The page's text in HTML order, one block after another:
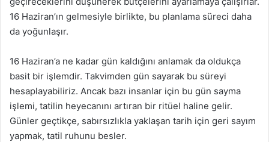
16 Haziran’ın gelmesiyle birlikte, bu planlama süreci daha
da yoğunlaşır.
16 Haziran’a ne kadar gün kaldığını anlamak da oldukça
basit bir işlemdir. Takvimden gün sayarak bu süreyi
hesaplayabiliriz. Ancak bazı insanlar için bu gün sayma
işlemi, tatilin heyecanını artıran bir ritüel haline gelir.
Günler geçtikçe, sabırsızlıkla yaklaşan tarih için geri sayım
yapmak, tatil ruhunu besler.